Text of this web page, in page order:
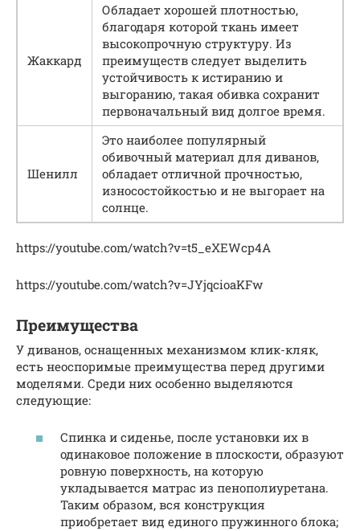
Жаккард
Обладает хорошей плотностью,
благодаря которой ткань имеет
высокопрочную структуру. Из
преимуществ следует выделить
устойчивость к истиранию и
выгоранию, такая обивка сохранит
первоначальный вид долгое время.
Шенилл
Это наиболее популярный
обивочный материал для диванов,
обладает отличной прочностью,
износостойкостью и не выгорает на
солнце.
https://youtube.com/watch?v=t5_eXEWcp4A
https://youtube.com/watch?v=JYjqcioaKFw
Преимущества
У диванов, оснащенных механизмом клик-кляк,
есть неоспоримые преимущества перед другими
моделями. Среди них особенно выделяются
следующие:
Спинка и сиденье, после установки их в
одинаковое положение в плоскости, образуют
ровную поверхность, на которую
укладывается матрас из пенополиуретана.
Таким образом, вся конструкция
приобретает вид единого пружинного блока;